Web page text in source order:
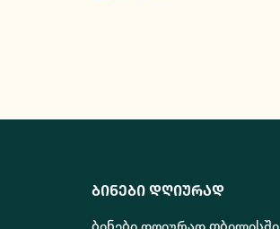
ბინები დღიურად